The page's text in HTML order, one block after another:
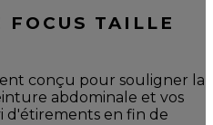
FOCUS TAILLE
conçu pour souligner la
abdominale et vos
d'étirements en fin de